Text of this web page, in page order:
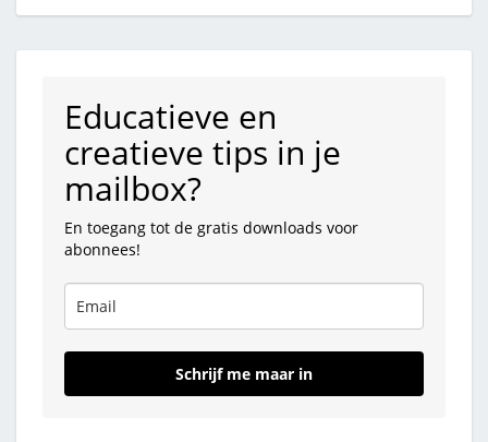
Educatieve en
creatieve tips in je
mailbox?
En toegang tot de gratis downloads voor
abonnees!
Schrijf me maar in